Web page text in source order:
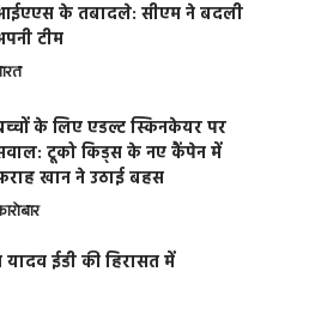
के तबादले: सीएम ने बदली
टीम
के लिए एडल्ट स्किनकेयर पर
टूको किड्स के नए कैंपेन में
खान ने उठाई बहस
ईडी की हिरासत में